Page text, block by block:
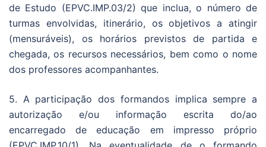
de Estudo (EPVC.IMP.03/2) que inclua, o número de
turmas envolvidas, itinerário, os objetivos a atingir
(mensuráveis), os horários previstos de partida e
chegada, os recursos necessários, bem como o nome
dos professores acompanhantes.
5. A participação dos formandos implica sempre a
autorização e/ou informação escrita do/ao
encarregado de educação em impresso próprio